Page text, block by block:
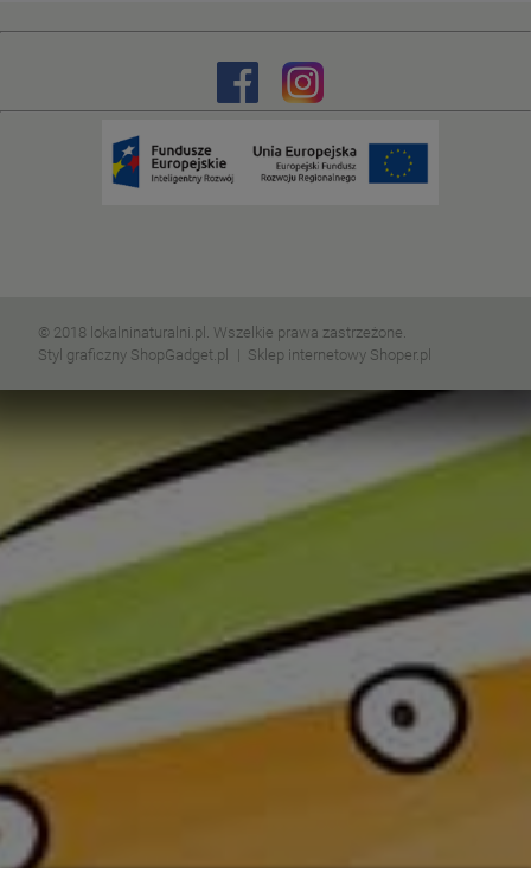
© 2018 lokalninaturalni.pl. Wszelkie prawa zastrzeżone.
Styl graficzny ShopGadget.pl
Sklep internetowy Shoper.pl